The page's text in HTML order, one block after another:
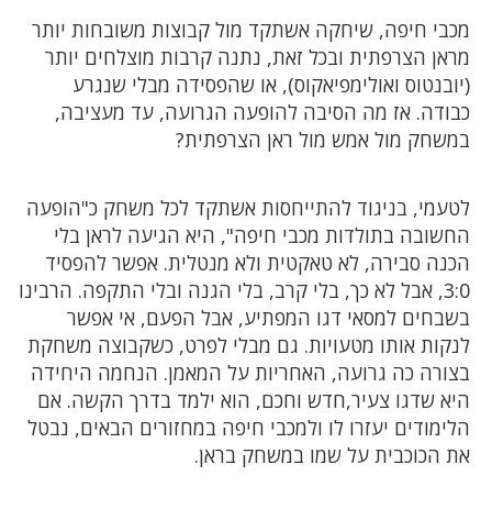
מכבי חיפה, שיחקה אשתקד מול קבוצות משובחות יותר
מראן הצרפתית ובכל זאת, נתנה קרבות מוצלחים יותר
(יובנטוס ואולימפיאקוס), או שהפסידה מבלי שנגרע
כבודה. אז מה הסיבה להופעה הגרועה, עד מעציבה,
במשחק מול אמש מול ראן הצרפתית?
לטעמי, בניגוד להתייחסות אשתקד לכל משחק כ"הופעה
החשובה בתולדות מכבי חיפה", היא הגיעה לראן בלי
הכנה סבירה, לא טאקטית ולא מנטלית. אפשר להפסיד
3:0, אבל לא כך, בלי קרב, בלי הגנה ובלי התקפה. הרבינו
בשבחים למסאי דגו המפתיע, אבל הפעם, אי אפשר
לנקות אותו מטעויות. גם מבלי לפרט, כשקבוצה משחקת
בצורה כה גרועה, האחריות על המאמן. הנחמה היחידה
היא שדגו צעיר,חדש וחכם, הוא ילמד בדרך הקשה. אם
הלימודים יעזרו לו ולמכבי חיפה במחזורים הבאים, נבטל
את הכוכבית על שמו במשחק בראן.